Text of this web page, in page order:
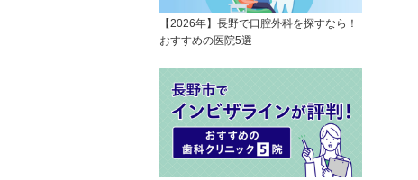
【2026年】長野で口腔外科を探すなら！
おすすめの医院5選